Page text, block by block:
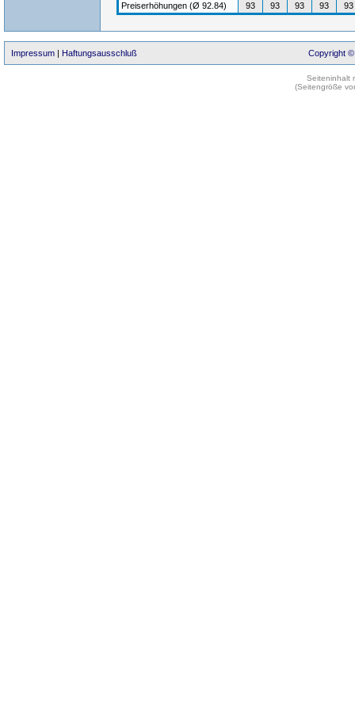
Preiserhöhungen (Ø 92.84)
93 93 93 93 93
Impressum | Haftungsausschluß Copyright ©
Seiteninhalt
(Seitengröße